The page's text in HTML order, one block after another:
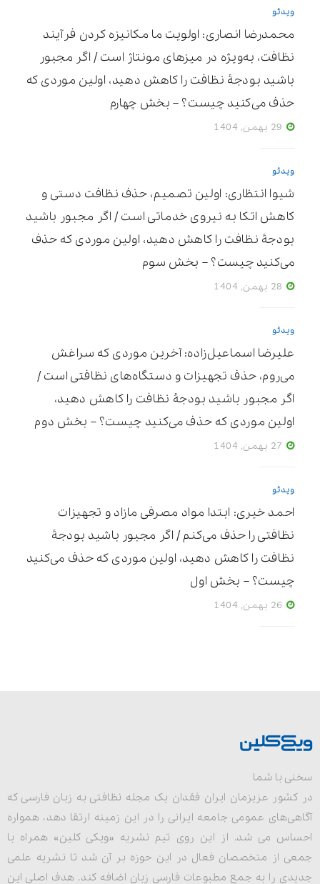
ویدئو
محمدرضا انصاری: اولویت ما مکانیزه ‌کردن فرآیند
نظافت، به‌ویژه در میزهای مونتاژ است / اگر مجبور
باشید بودجۀ نظافت را کاهش دهید، اولین موردی که
حذف می‌کنید چیست؟ – بخش چهارم
ویدئو
شیوا انتظاری: اولین تصمیم، حذف نظافت دستی و
کاهش اتکا به نیروی خدماتی است / اگر مجبور باشید
بودجۀ نظافت را کاهش دهید، اولین موردی که حذف
می‌کنید چیست؟ – بخش سوم
ویدئو
علیرضا اسماعیل‌زاده: آخرین موردی که سراغش
می‌روم، حذف تجهیزات و دستگاه‌های نظافتی است /
اگر مجبور باشید بودجۀ نظافت را کاهش دهید،
اولین موردی که حذف می‌کنید چیست؟ – بخش دوم
ویدئو
احمد خیری: ابتدا مواد مصرفی مازاد و تجهیزات
نظافتی را حذف می‌کنم / اگر مجبور باشید بودجۀ
نظافت را کاهش دهید، اولین موردی که حذف می‌کنید
چیست؟ – بخش اول
سخنی با شما
در کشور عزیزمان ایران فقدان یک مجله نظافتی به زبان فارسی که
آگاهی‌های عمومی جامعه ایرانی را در این زمینه ارتقا دهد، همواره
احساس می شد. از این روی تیم نشریه «ویکی کلین» همراه با
جمعی از متخصصان فعال در این حوزه بر آن شد تا نشریه علمی
جدیدی را به جمع مطبوعات فارسی زبان اضافه کند. هدف اصلی این